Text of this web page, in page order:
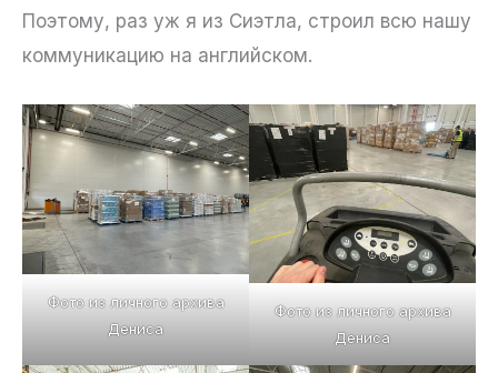
Поэтому, раз уж я из Сиэтла, строил всю нашу
коммуникацию на английском.
Фото из личного архива
Дениса
Фото из личного архива
Дениса